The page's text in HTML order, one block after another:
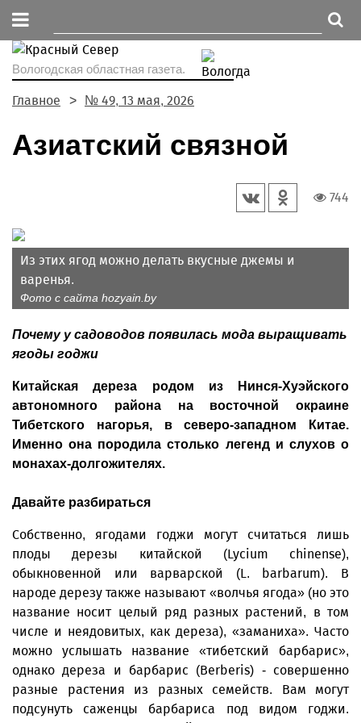
Вологодская областная газета.
Главное № 49, 13 мая, 2026
Азиатский связной
744
Из этих ягод можно делать вкусные джемы и
варенья.
Фото с сайта hozyain.by
Почему у садоводов появилась мода выращивать
ягоды годжи
Китайская дереза родом из Нинся-Хуэйского
автономного района на восточной окраине
Тибетского нагорья, в северо-западном Китае.
Именно она породила столько легенд и слухов о
монахах-долгожителях.
Давайте разбираться
Собственно, ягодами годжи могут считаться лишь
плоды дерезы китайской (Lycium chinense),
обыкновенной или варварской (L. barbarum). В
народе дерезу также называют «волчья ягода» (но это
название носит целый ряд разных растений, в том
числе и неядовитых, как дереза), «заманиха». Часто
можно услышать название «тибетский барбарис»,
однако дереза и барбарис (Berberis) - совершенно
разные растения из разных семейств. Вам могут
подсунуть саженцы барбариса под видом годжи.